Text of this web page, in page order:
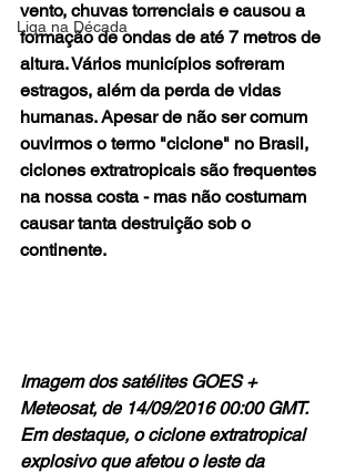
Liga na Década
vento, chuvas torrenciais e causou a
formação de ondas de até 7 metros de
altura. Vários municípios sofreram
estragos, além da perda de vidas
humanas. Apesar de não ser comum
ouvirmos o termo "ciclone" no Brasil,
ciclones extratropicais são frequentes
na nossa costa - mas não costumam
causar tanta destruição sob o
continente.
Imagem dos satélites GOES +
Meteosat, de 14/09/2016 00:00 GMT.
Em destaque, o ciclone extratropical
explosivo que afetou o leste da